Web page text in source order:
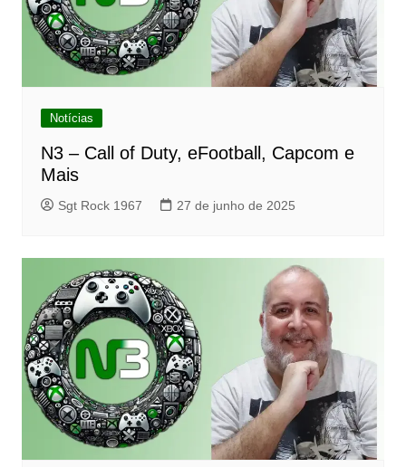
Notícias
N3 – Call of Duty, eFootball, Capcom e
Mais
Sgt Rock 1967 27 de junho de 2025